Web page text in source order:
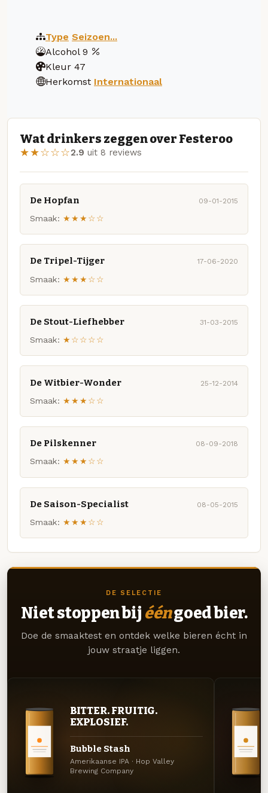
Type Seizoen...
Alcohol 9
Kleur 47
Herkomst Internationaal
Wat drinkers zeggen over Festeroo
★★☆☆☆2.9 uit 8 reviews
De Hopfan 09-01-2015
Smaak: ★★★☆☆
De Tripel-Tijger 17-06-2020
Smaak: ★★★☆☆
De Stout-Liefhebber 31-03-2015
Smaak: ★☆☆☆☆
De Witbier-Wonder 25-12-2014
Smaak: ★★★☆☆
De Pilskenner 08-09-2018
Smaak: ★★★☆☆
De Saison-Specialist 08-05-2015
Smaak: ★★★☆☆
DE SELECTIE
Niet stoppen bij ééngoed bier.
Doe de smaaktest en ontdek welke bieren écht in
jouw straatje liggen.
BITTER. FRUITIG.
EXPLOSIEF.
Bubble Stash
Amerikaanse IPA · Hop Valley
Brewing Company